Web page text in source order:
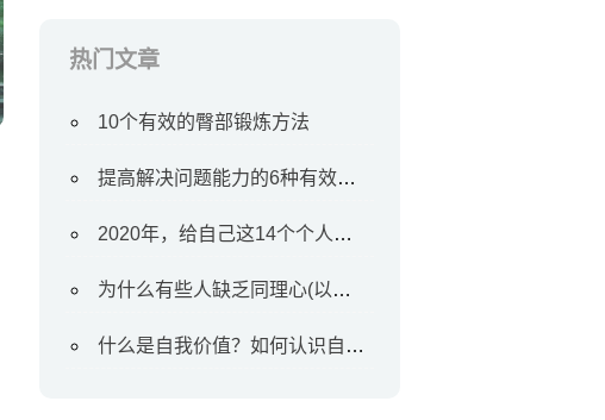
热门文章
10个有效的臀部锻炼方法
提高解决问题能力的6种有效方法
2020年，给自己这14个个人目标
为什么有些人缺乏同理心(以及如何对待他们)
什么是自我价值？如何认识自我价值